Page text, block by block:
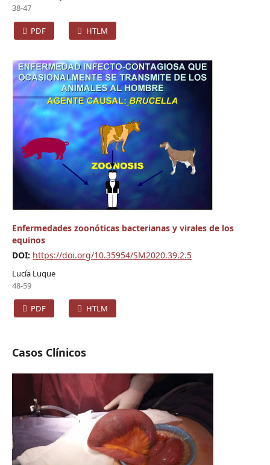
38-47
PDF HTLM
Enfermedades zoonóticas bacterianas y virales de los
equinos
DOI: https://doi.org/10.35954/SM2020.39.2.5
Lucía Luque
48-59
PDF HTLM
Casos Clínicos